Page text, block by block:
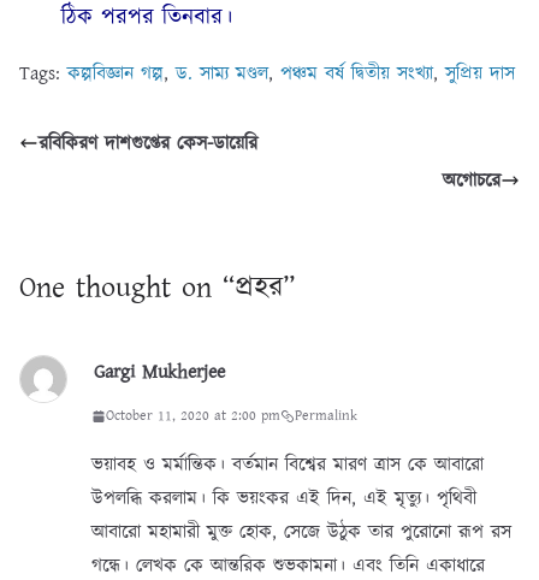
ঠিক পরপর তিনবার।
Tags:কল্পবিজ্ঞান গল্প,ড. সাম্য মণ্ডল, পঞ্চম বর্ষ দ্বিতীয় সংখ্যা,সুপ্রিয় দাস
রবিকিরণ দাশগুপ্তের কেস-ডায়েরি
অগোচরে
One thought on “প্রহর”
Gargi Mukherjee
October 11, 2020 at 2:00 pm Permalink
ভয়াবহ ও মর্মান্তিক। বর্তমান বিশ্বের মারণ ত্রাস কে আবারো
উপলব্ধি করলাম। কি ভয়ংকর এই দিন, এই মৃত্যু। পৃথিবী
আবারো মহামারী মুক্ত হোক, সেজে উঠুক তার পুরোনো রূপ রস
গন্ধে। লেখক কে আন্তরিক শুভকামনা। এবং তিনি একাধারে